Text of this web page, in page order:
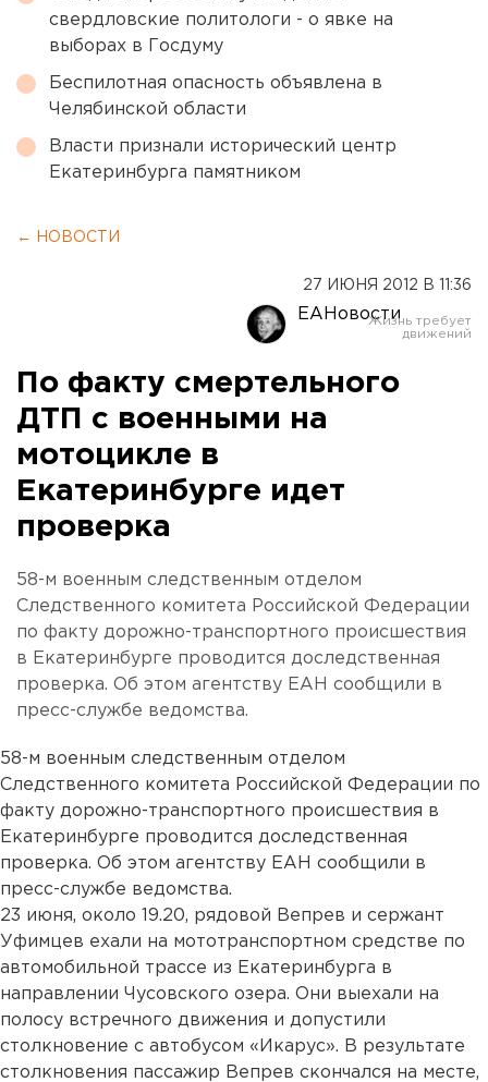
свердловские политологи - о явке на
выборах в Госдуму
Беспилотная опасность объявлена в
Челябинской области
Власти признали исторический центр
Екатеринбурга памятником
← НОВОСТИ
27 ИЮНЯ 2012 В 11:36
ЕАНовости
По факту смертельного
ДТП с военными на
мотоцикле в
Екатеринбурге идет
проверка
58-м военным следственным отделом
Следственного комитета Российской Федерации
по факту дорожно-транспортного происшествия
в Екатеринбурге проводится доследственная
проверка. Об этом агентству ЕАН сообщили в
пресс-службе ведомства.
58-м военным следственным отделом
Следственного комитета Российской Федерации по
факту дорожно-транспортного происшествия в
Екатеринбурге проводится доследственная
проверка. Об этом агентству ЕАН сообщили в
пресс-службе ведомства.
23 июня, около 19.20, рядовой Вепрев и сержант
Уфимцев ехали на мототранспортном средстве по
автомобильной трассе из Екатеринбурга в
направлении Чусовского озера. Они выехали на
полосу встречного движения и допустили
столкновение с автобусом «Икарус». В результате
столкновения пассажир Вепрев скончался на месте,